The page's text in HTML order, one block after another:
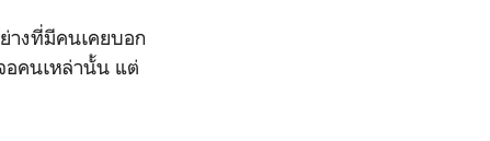
างที่มีคนเคยบอก
อคนเหล่านั้น แต่